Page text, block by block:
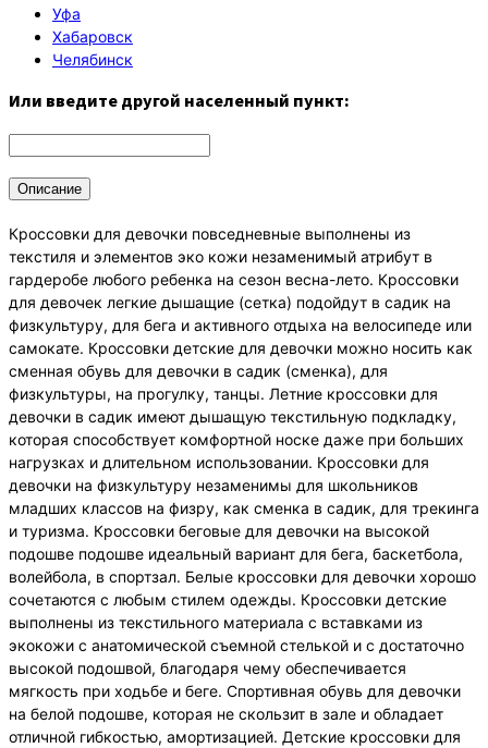
Уфа
Хабаровск
Челябинск
Или введите другой населенный пункт:
Описание
Кроссовки для девочки повседневные выполнены из
текстиля и элементов эко кожи незаменимый атрибут в
гардеробе любого ребенка на сезон весна-лето. Кроссовки
для девочек легкие дышащие (сетка) подойдут в садик на
физкультуру, для бега и активного отдыха на велосипеде или
самокате. Кроссовки детские для девочки можно носить как
сменная обувь для девочки в садик (сменка), для
физкультуры, на прогулку, танцы. Летние кроссовки для
девочки в садик имеют дышащую текстильную подкладку,
которая способствует комфортной носке даже при больших
нагрузках и длительном использовании. Кроссовки для
девочки на физкультуру незаменимы для школьников
младших классов на физру, как сменка в садик, для трекинга
и туризма. Кроссовки беговые для девочки на высокой
подошве подошве идеальный вариант для бега, баскетбола,
волейбола, в спортзал. Белые кроссовки для девочки хорошо
сочетаются с любым стилем одежды. Кроссовки детские
выполнены из текстильного материала с вставками из
экокожи с анатомической съемной стелькой и с достаточно
высокой подошвой, благодаря чему обеспечивается
мягкость при ходьбе и беге. Спортивная обувь для девочки
на белой подошве, которая не скользит в зале и обладает
отличной гибкостью, амортизацией. Детские кроссовки для